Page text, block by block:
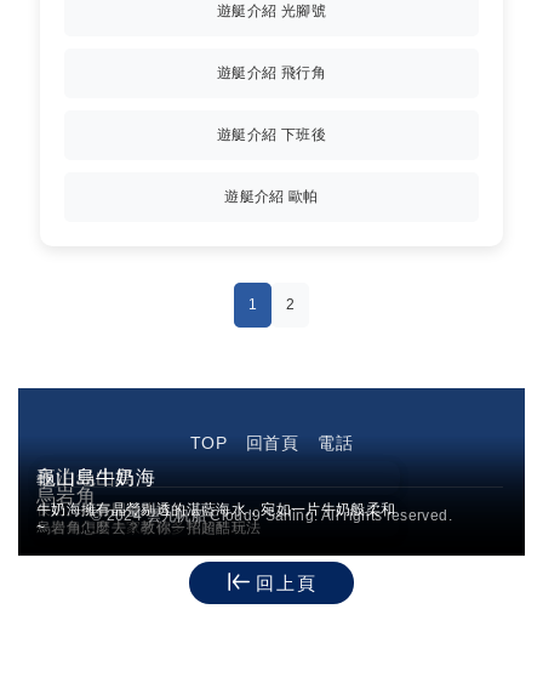
夜泊龜山島
夜泊、船宿國外才有？
一個龜山島大家敲碗多年的行程
烏岩角
烏岩角怎麼去？教你一招超酷玩法
龜山島牛奶海
牛奶海擁有晶瑩剔透的湛藍海水，宛如一片牛奶般柔和
~
遊艇介紹 光腳號
遊艇介紹 飛行角
遊艇介紹 下班後
遊艇介紹 歐帕
1 2
TOP 回首頁 電話
© 2024 雲九帆船 Cloud9 Sailing. All rights reserved.
回上頁